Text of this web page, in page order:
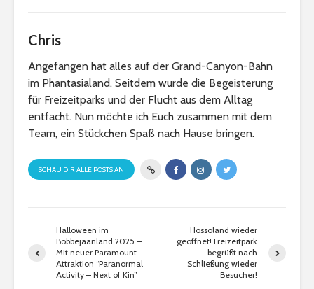
Chris
Angefangen hat alles auf der Grand-Canyon-Bahn
im Phantasialand. Seitdem wurde die Begeisterung
für Freizeitparks und der Flucht aus dem Alltag
entfacht. Nun möchte ich Euch zusammen mit dem
Team, ein Stückchen Spaß nach Hause bringen.
SCHAU DIR ALLE POSTS AN
Halloween im
Bobbejaanland 2025 –
Mit neuer Paramount
Attraktion “Paranormal
Activity – Next of Kin”
Hossoland wieder
geöffnet! Freizeitpark
begrüßt nach
Schließung wieder
Besucher!